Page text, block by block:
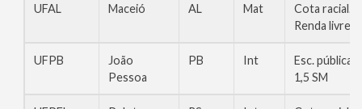
UFAL Maceió AL Mat
Cota racial.
Renda livre
UFPB
João
Pessoa
PB Int
Esc. pública,
1,5 SM